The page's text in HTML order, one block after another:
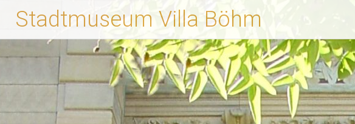
InhaltStadtmuseum Villa Böhm